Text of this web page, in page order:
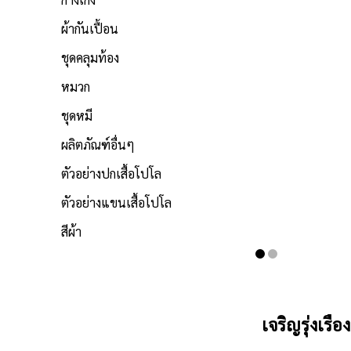
ผ้ากันเปื้อน
ชุดคลุมท้อง
หมวก
ชุดหมี
ผลิตภัณฑ์อื่นๆ
ตัวอย่างปกเสื้อโปโล
ตัวอย่างแขนเสื้อโปโล
สีผ้า
เจริญรุ่งเรือ